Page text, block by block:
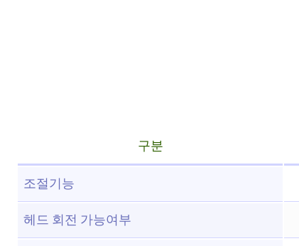
구분
조절기능
헤드 회전 가능여부